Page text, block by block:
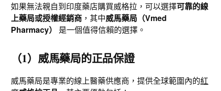
如果無法親自到印度藥店購買威格拉，可以選擇可靠的線
上藥局或授權經銷商 ，其中威馬藥局（Vmed
Pharmacy）
是一個值得信賴的選擇。
（1）威馬藥局的正品保證
威馬藥局是專業的線上醫藥供應商，提供全球範圍內的紅